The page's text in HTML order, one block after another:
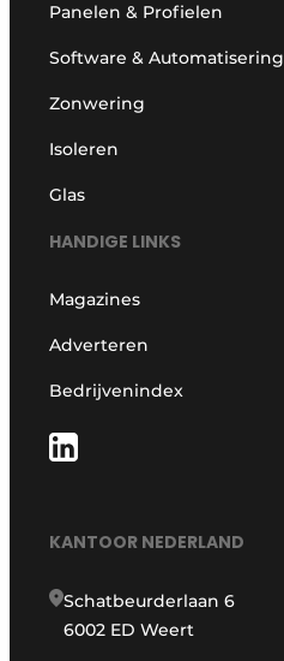
Panelen & Profielen
Software & Automatisering
Zonwering
Isoleren
Glas
HANDIGE LINKS
Magazines
Adverteren
Bedrijvenindex
KANTOOR NEDERLAND
Schatbeurderlaan 6
6002 ED Weert